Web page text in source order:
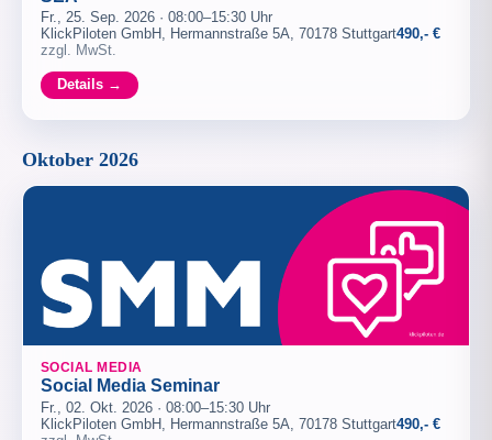
Fr., 25. Sep. 2026 · 08:00–15:30 Uhr
KlickPiloten GmbH, Hermannstraße 5A, 70178 Stuttgart490,- €
zzgl. MwSt.
Details →
Oktober 2026
SOCIAL MEDIA
Social Media Seminar
Fr., 02. Okt. 2026 · 08:00–15:30 Uhr
KlickPiloten GmbH, Hermannstraße 5A, 70178 Stuttgart490,- €